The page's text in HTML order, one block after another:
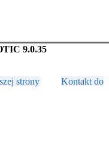
9.0.35
strony
Kontakt do